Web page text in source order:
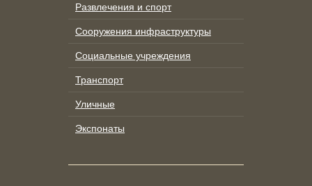
Развлечения и спорт
Сооружения инфраструктуры
Социальные учреждения
Транспорт
Уличные
Экспонаты